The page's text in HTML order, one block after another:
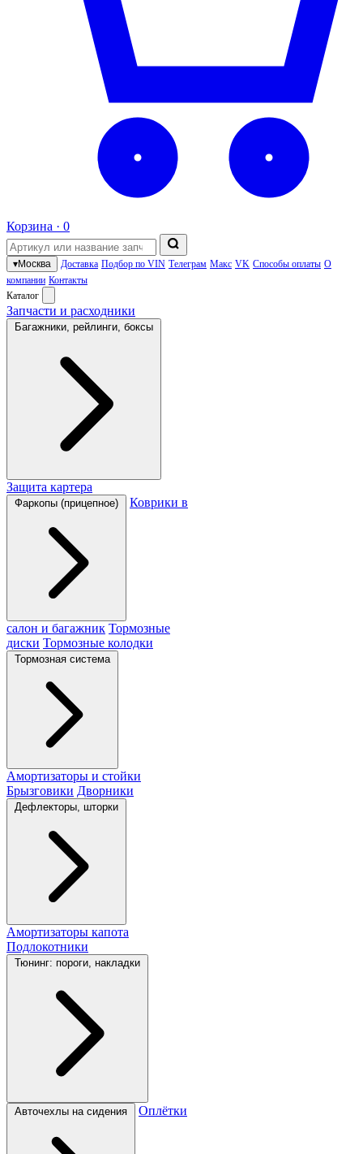
Корзина · 0
▾Москва Доставка Подбор по VIN Телеграм Макс VK Способы оплаты О
компании Контакты
Каталог
Запчасти и расходники
Багажники, рейлинги, боксы
Защита картера
Фаркопы (прицепное) Коврики в
салон и багажник Тормозные
диски Тормозные колодки
Тормозная система
Амортизаторы и стойки
Брызговики Дворники
Дефлекторы, шторки
Амортизаторы капота
Подлокотники
Тюнинг: пороги, накладки
Авточехлы на сидения Оплётки